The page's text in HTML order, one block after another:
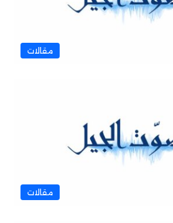
مقالات
مقالات